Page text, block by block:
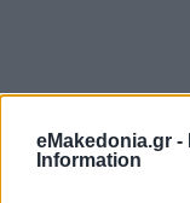
eMakedonia.gr -
Information